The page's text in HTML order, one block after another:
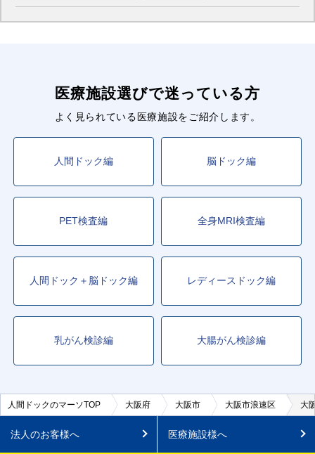
医療施設選びで迷っている方
よく見られている医療施設をご紹介します。
人間ドック編 脳ドック編
PET検査編 全身MRI検査編
人間ドック＋脳ドック編 レディースドック編
乳がん検診編 大腸がん検診編
人間ドックのマーソTOP 大阪府 大阪市 大阪市浪速区 大
法人のお客様へ 医療施設様へ